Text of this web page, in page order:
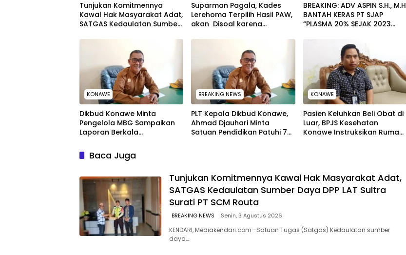
Tunjukan Komitmennya
Kawal Hak Masyarakat Adat,
SATGAS Kedaulatan Sumber
SCM Routa
Suparman Pagala, Kades
Lerehoma Terpilih Hasil PAW,
akan Disoal karena
Security di PT TPM
BREAKING: ADV ASPIN S.H., M.H
BANTAH KERAS PT SJAP
“PLASMA 20% SEJAK 2023
WARGA WAWOONE!
KONAWE
Dikbud Konawe Minta
Pengelola MBG Sampaikan
Laporan Berkala
Makan Bergizi Gratis
BREAKING NEWS
PLT Kepala Dikbud Konawe,
Ahmad Djauhari Minta
Satuan Pendidikan Patuhi 7
KONAWE
Pasien Keluhkan Beli Obat di
Luar, BPJS Kesehatan
Konawe Instruksikan Rumah
Baca Juga
Tunjukan Komitmennya Kawal Hak Masyarakat Adat,
SATGAS Kedaulatan Sumber Daya DPP LAT Sultra
Surati PT SCM Routa
BREAKING NEWS Senin, 3 Agustus 2026
KENDARI, Mediakendari.com -Satuan Tugas (Satgas) Kedaulatan sumber
daya…